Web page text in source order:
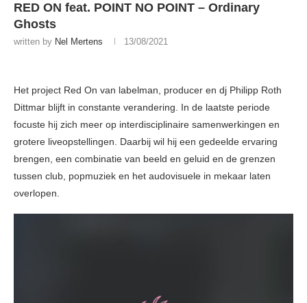
RED ON feat. POINT NO POINT – Ordinary
Ghosts
written by Nel Mertens 13/08/2021
Het project Red On van labelman, producer en dj Philipp Roth
Dittmar blijft in constante verandering. In de laatste periode
focuste hij zich meer op interdisciplinaire samenwerkingen en
grotere liveopstellingen. Daarbij wil hij een gedeelde ervaring
brengen, een combinatie van beeld en geluid en de grenzen
tussen club, popmuziek en het audovisuele in mekaar laten
overlopen.